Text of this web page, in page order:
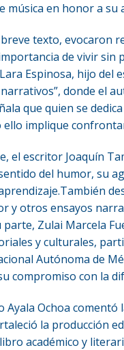
música en honor a su
texto, evocaron
de vivir sin
Espinosa, hijo del
donde el
que quien se
ello implique
el escritor Joaquín
del humor, su
y otros ensayos
Zulai Marcela
y culturales,
Autónoma de
compromiso con la
Ayala Ochoa
la producción
académico y